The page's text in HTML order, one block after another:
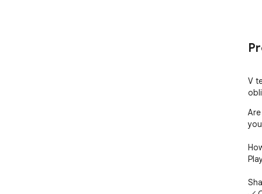
V